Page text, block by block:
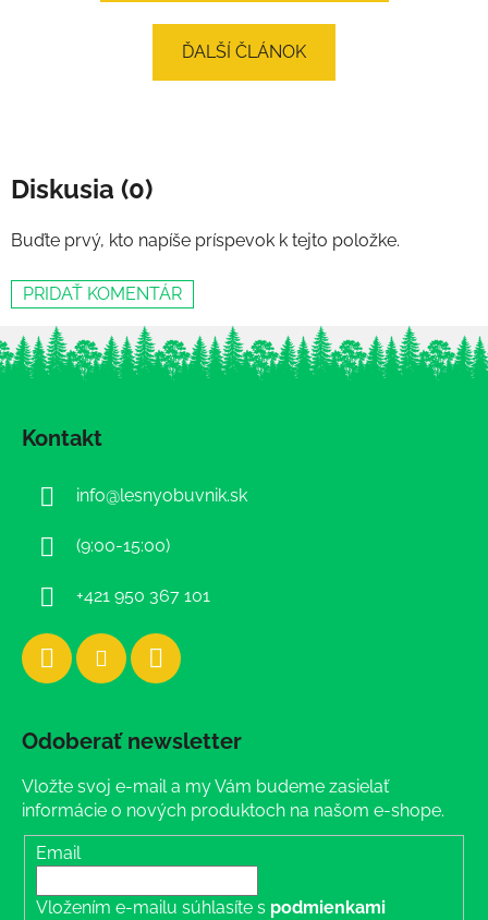
ĎALŠÍ ČLÁNOK
Diskusia (0)
Buďte prvý, kto napíše príspevok k tejto položke.
PRIDAŤ KOMENTÁR
Kontakt
info@lesnyobuvnik.sk
(9:00-15:00)
+421 950 367 101
Odoberať newsletter
Vložte svoj e-mail a my Vám budeme zasielať
informácie o nových produktoch na našom e-shope.
Email
Vložením e-mailu súhlasíte s podmienkami